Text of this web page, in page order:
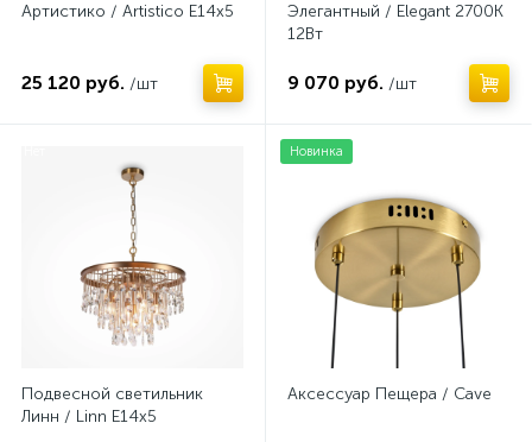
Артистико / Artistico E14х5
25 120 руб. /шт
Элегантный / Elegant 2700К
12Вт
9 070 руб. /шт
Подвесной светильник
Линн / Linn E14х5
Новинка
Аксессуар Пещера / Cave